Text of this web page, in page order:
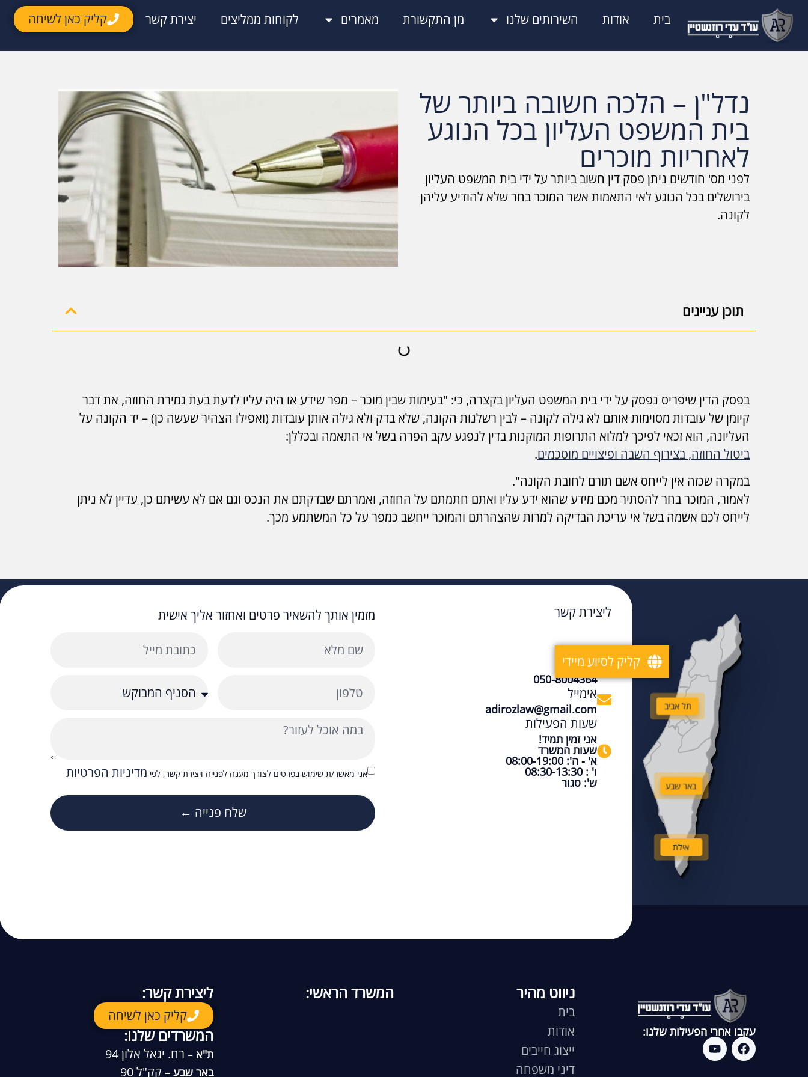
בית אודות השירותים שלנו מן התקשורת מאמרים לקוחות ממליצים יצירת קשר קליק כאן לשיחה
נדל"ן – הלכה חשובה ביותר של
בית המשפט העליון בכל הנוגע
לאחריות מוכרים
לפני מס' חודשים ניתן פסק דין חשוב ביותר על ידי בית המשפט העליון
בירושלים בכל הנוגע לאי התאמות אשר המוכר בחר שלא להודיע עליהן
לקונה.
תוכן עניינים
בפסק הדין שיפריס נפסק על ידי בית המשפט העליון בקצרה, כי: "בעימות שבין מוכר – מפר שידע או היה עליו לדעת בעת גמירת החוזה, את דבר
קיומן של עובדות מסוימות אותם לא גילה לקונה – לבין רשלנות הקונה, שלא בדק ולא גילה אותן עובדות (ואפילו הצהיר שעשה כן) – יד הקונה על
העליונה, הוא זכאי לפיכך למלוא התרופות המוקנות בדין לנפגע עקב הפרה בשל אי התאמה ובכללן:
ביטול החוזה, בצירוף השבה ופיצויים מוסכמים.
במקרה שכזה אין לייחס אשם תורם לחובת הקונה".
לאמור, המוכר בחר להסתיר מכם מידע שהוא ידע עליו ואתם חתמתם על החוזה, ואמרתם שבדקתם את הנכס וגם אם לא עשיתם כן, עדיין לא ניתן
לייחס לכם אשמה בשל אי עריכת הבדיקה למרות שהצהרתם והמוכר ייחשב כמפר על כל המשתמע מכך.
תל אביב
באר שבע
אילת
ליצירת קשר
טלפון
050-8004364
אימייל
adirozlaw@gmail.com
שעות הפעילות
אני זמין תמיד!
שעות המשרד
א' - ה': 08:00-19:00
ו' : 08:30-13:30
ש': סגור
מזמין אותך להשאיר פרטים ואחזור אליך אישית
אני מאשר/ת שימוש בפרטים לצורך מענה לפנייה ויצירת קשר, לפי מדיניות הפרטיות
שלח פנייה ←
עקבו אחרי הפעילות שלנו:
ניווט מהיר
בית
אודות
ייצוג חייבים
דיני משפחה
המשרד הראשי: ליצירת קשר:
קליק כאן לשיחה
המשרדים שלנו:
ת"א – רח. יגאל אלון 94
באר שבע – קק"ל 90
קליק לסיוע מיידי